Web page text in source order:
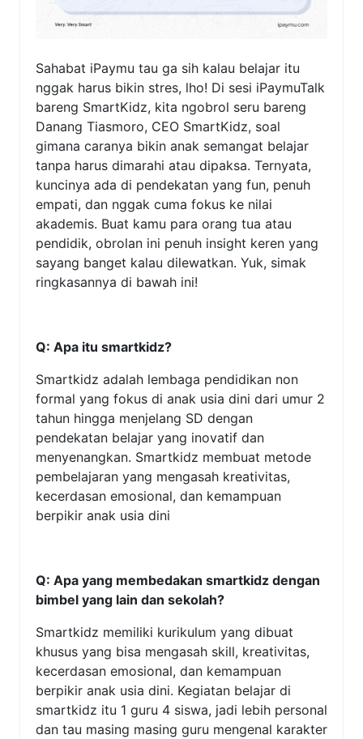
Sahabat iPaymu tau ga sih kalau belajar itu
nggak harus bikin stres, lho! Di sesi iPaymuTalk
bareng SmartKidz, kita ngobrol seru bareng
Danang Tiasmoro, CEO SmartKidz, soal
gimana caranya bikin anak semangat belajar
tanpa harus dimarahi atau dipaksa. Ternyata,
kuncinya ada di pendekatan yang fun, penuh
empati, dan nggak cuma fokus ke nilai
akademis. Buat kamu para orang tua atau
pendidik, obrolan ini penuh insight keren yang
sayang banget kalau dilewatkan. Yuk, simak
ringkasannya di bawah ini!
Q: Apa itu smartkidz?
Smartkidz adalah lembaga pendidikan non
formal yang fokus di anak usia dini dari umur 2
tahun hingga menjelang SD dengan
pendekatan belajar yang inovatif dan
menyenangkan. Smartkidz membuat metode
pembelajaran yang mengasah kreativitas,
kecerdasan emosional, dan kemampuan
berpikir anak usia dini
Q: Apa yang membedakan smartkidz dengan
bimbel yang lain dan sekolah?
Smartkidz memiliki kurikulum yang dibuat
khusus yang bisa mengasah skill, kreativitas,
kecerdasan emosional, dan kemampuan
berpikir anak usia dini. Kegiatan belajar di
smartkidz itu 1 guru 4 siswa, jadi lebih personal
dan tau masing masing guru mengenal karakter